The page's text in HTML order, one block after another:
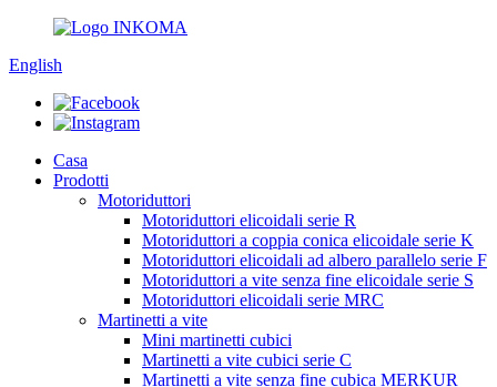
English
Casa
Prodotti
Motoriduttori
Motoriduttori elicoidali serie R
Motoriduttori a coppia conica elicoidale serie K
Motoriduttori elicoidali ad albero parallelo serie F
Motoriduttori a vite senza fine elicoidale serie S
Motoriduttori elicoidali serie MRC
Martinetti a vite
Mini martinetti cubici
Martinetti a vite cubici serie C
Martinetti a vite senza fine cubica MERKUR